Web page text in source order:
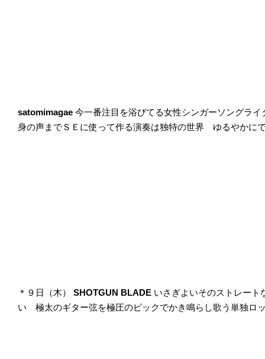
satomimagae 今一番注目を浴びてる女性シンガーソングラ
身の声までＳＥに使って作る演奏は独特の世界 ゆるやかに
＊９日（木） SHOTGUN BLADE いさぎよいそのストレート
い 極太のギター弦を極圧のピックでかき鳴らし歌う単独ロ